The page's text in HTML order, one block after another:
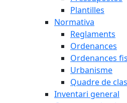
Plantilles
Normativa
Reglaments
Ordenances
Ordenances
Urbanisme
Quadre de
Inventari general